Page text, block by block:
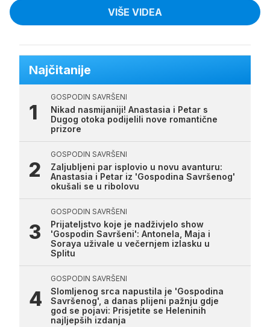
VIŠE VIDEA
Najčitanije
GOSPODIN SAVRŠENI
Nikad nasmijaniji! Anastasia i Petar s
Dugog otoka podijelili nove romantične
prizore
GOSPODIN SAVRŠENI
Zaljubljeni par isplovio u novu avanturu:
Anastasia i Petar iz 'Gospodina Savršenog'
okušali se u ribolovu
GOSPODIN SAVRŠENI
Prijateljstvo koje je nadživjelo show
'Gospodin Savršeni': Antonela, Maja i
Soraya uživale u večernjem izlasku u
Splitu
GOSPODIN SAVRŠENI
Slomljenog srca napustila je 'Gospodina
Savršenog', a danas plijeni pažnju gdje
god se pojavi: Prisjetite se Heleninih
najljepših izdanja